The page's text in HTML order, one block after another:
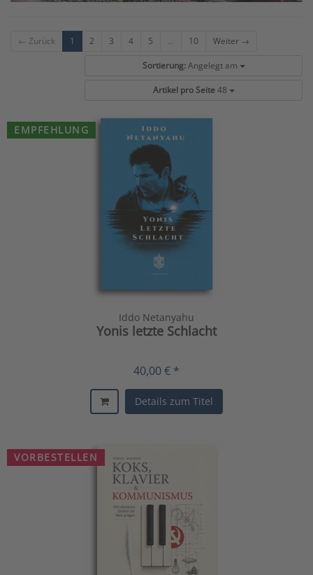
← Zurück 1 2 3 4 5 ... 10 Weiter →
Sortierung: Angelegt am
Artikel pro Seite 48
EMPFEHLUNG
Iddo Netanyahu
Yonis letzte Schlacht
40,00 € *
Details zum Titel
VORBESTELLEN